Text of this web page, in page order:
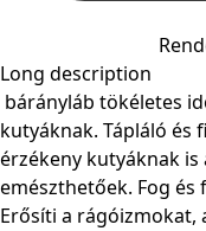
Long description
bárányláb tökéletes
kutyáknak. Tápláló és
érzékeny kutyáknak
emészthetőek. Fog
Erősíti a rágóizmokat,